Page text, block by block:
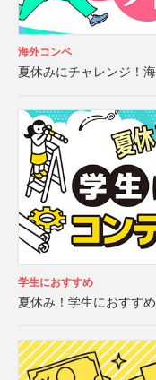
海外コンペ
夏休みにチャレンジ！
学生におすすめ
夏休み！学生におすす